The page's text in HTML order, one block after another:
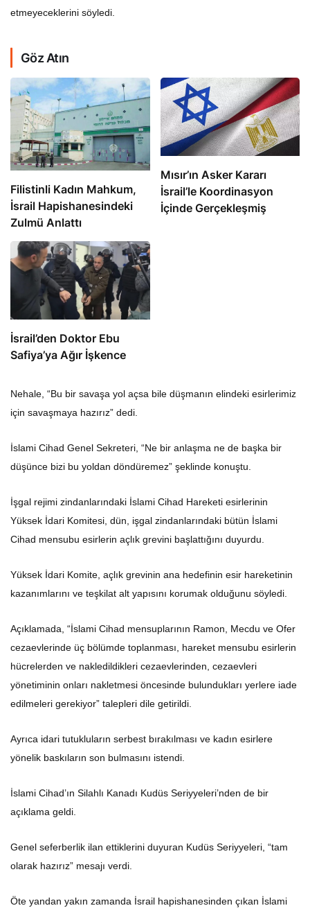
etmeyeceklerini söyledi.
Göz Atın
Filistinli Kadın Mahkum,
İsrail Hapishanesindeki
Zulmü Anlattı
Mısır’ın Asker Kararı
İsrail’le Koordinasyon
İçinde Gerçekleşmiş
İsrail’den Doktor Ebu
Safiya’ya Ağır İşkence
Nehale, “Bu bir savaşa yol açsa bile düşmanın elindeki esirlerimiz
için savaşmaya hazırız” dedi.
İslami Cihad Genel Sekreteri, “Ne bir anlaşma ne de başka bir
düşünce bizi bu yoldan döndüremez” şeklinde konuştu.
İşgal rejimi zindanlarındaki İslami Cihad Hareketi esirlerinin
Yüksek İdari Komitesi, dün, işgal zindanlarındaki bütün İslami
Cihad mensubu esirlerin açlık grevini başlattığını duyurdu.
Yüksek İdari Komite, açlık grevinin ana hedefinin esir hareketinin
kazanımlarını ve teşkilat alt yapısını korumak olduğunu söyledi.
Açıklamada, “İslami Cihad mensuplarının Ramon, Mecdu ve Ofer
cezaevlerinde üç bölümde toplanması, hareket mensubu esirlerin
hücrelerden ve nakledildikleri cezaevlerinden, cezaevleri
yönetiminin onları nakletmesi öncesinde bulundukları yerlere iade
edilmeleri gerekiyor” talepleri dile getirildi.
Ayrıca idari tutukluların serbest bırakılması ve kadın esirlere
yönelik baskıların son bulmasını istendi.
İslami Cihad’ın Silahlı Kanadı Kudüs Seriyyeleri’nden de bir
açıklama geldi.
Genel seferberlik ilan ettiklerini duyuran Kudüs Seriyyeleri, “tam
olarak hazırız” mesajı verdi.
Öte yandan yakın zamanda İsrail hapishanesinden çıkan İslami